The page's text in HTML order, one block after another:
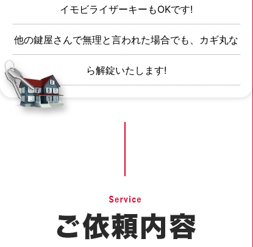
イモビライザーキーもOKです!
他の鍵屋さんで無理と言われた場合でも、カギ丸な
ら解錠いたします!